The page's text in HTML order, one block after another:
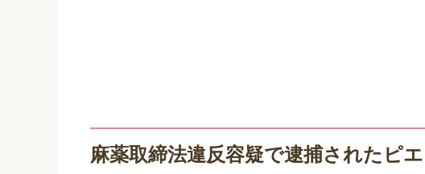
麻薬取締法違反容疑で逮捕されたピ